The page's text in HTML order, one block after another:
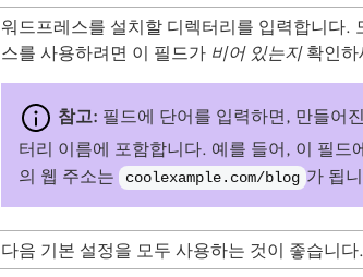
워드프레스를 설치할 디렉터리를 입력합니다.
스를 사용하려면 이 필드가 비어 있는지확인하
참고: 필드에 단어를 입력하면, 만들어
터리 이름에 포함합니다. 예를 들어, 이 필드
의 웹 주소는
coolexample.com/blog 가 됩니
다음 기본 설정을 모두 사용하는 것이 좋습니다.